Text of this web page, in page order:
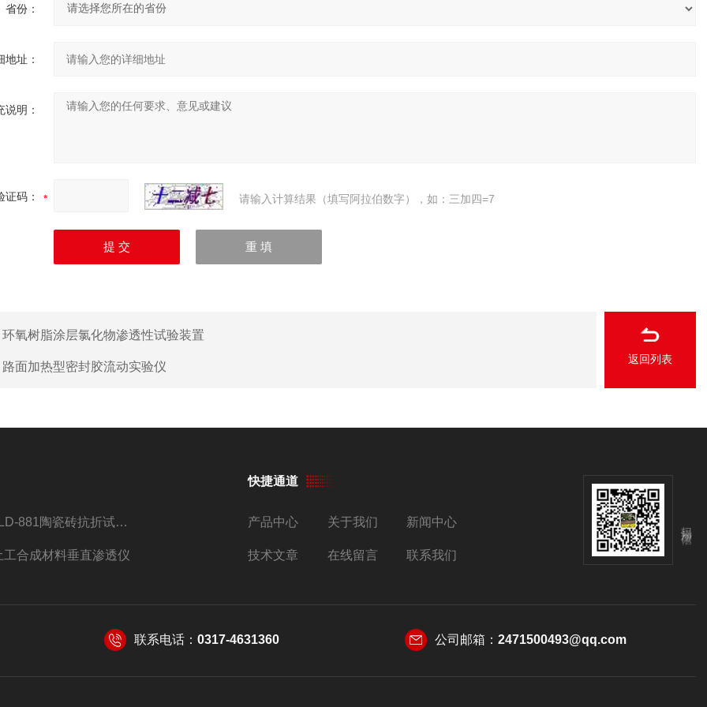
省份：
地址：
说明：
证码： 请输入计算结果（填写阿拉伯数字），如：三加四=7
环氧树脂涂层氯化物渗透性试验装置
路面加热型密封胶流动实验仪
返回列表
JLD-881陶瓷砖抗折试验机仪器
工合成材料垂直渗透仪
快捷通道
产品中心 关于我们 新闻中心
技术文章 在线留言 联系我们
联系电话： 0317-4631360 公司邮箱： 2471500493@qq.com